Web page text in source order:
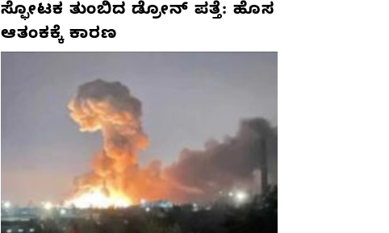
ಸ್ಫೋಟಕ ತುಂಬಿದ ಡ್ರೋನ್ ಪತ್ತೆ: ಹೊಸ
ಆತಂಕಕ್ಕೆ ಕಾರಣ